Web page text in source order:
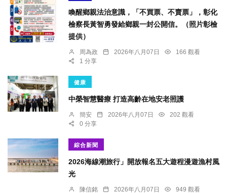
喚醒鄉親法治意識，「不買票、不賣票」，彰化
檢察長黃智勇發給鄉親一封公開信。（照片彰檢
提供）
周為政 2026年八月07日
166 觀看
1 分享
健康
中榮智慧醫療 打造高齡在地安老照護
簡安 2026年八月07日
202 觀看
0 分享
綜合新聞
2026海線潮旅行」開放報名五大遊程漫遊漁村風
光
陳信銘 2026年八月07日
949 觀看